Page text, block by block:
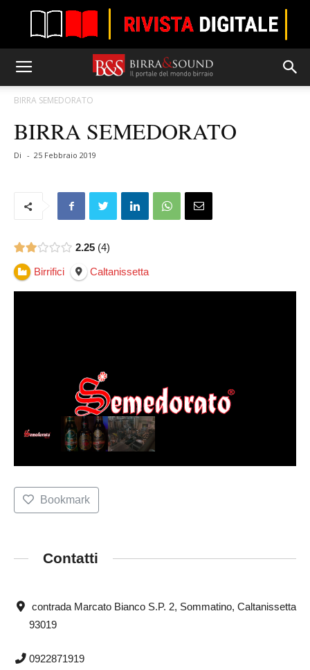
BIRRA SEMEDORATO
BIRRA SEMEDORATO
Di - 25 Febbraio 2019
2.25 4
Birrifici Caltanissetta
Bookmark
Contatti
contrada Marcato Bianco S.P. 2, Sommatino, Caltanissetta
93019
0922871919